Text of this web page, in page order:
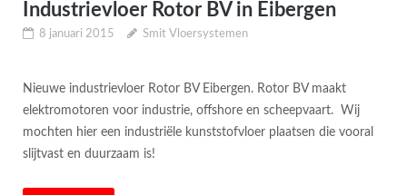
Industrievloer Rotor BV in Eibergen
8 januari 2015 Smit Vloersystemen
Nieuwe industrievloer Rotor BV Eibergen. Rotor BV maakt
elektromotoren voor industrie, offshore en scheepvaart. Wij
mochten hier een industriële kunststofvloer plaatsen die vooral
slijtvast en duurzaam is!